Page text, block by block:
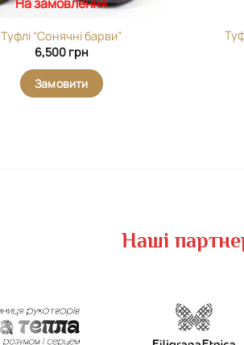
Туфлі “Сонячні барви”
6,500 грн
Замовити
Наші